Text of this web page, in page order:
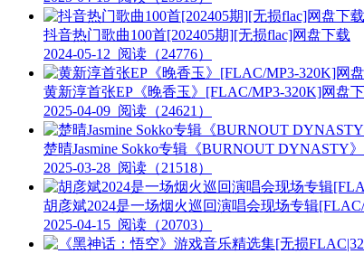
抖音热门歌曲100首[202405期][无损flac]网盘下载
2024-05-12 阅读（24776）
黄新淳首张EP《晚香玉》[FLAC/MP3-320K]网盘
2025-04-09 阅读（24621）
楚晴Jasmine Sokko专辑《BURNOUT DYNASTY
2025-03-28 阅读（21518）
胡彦斌2024是一场烟火巡回演唱会现场专辑
2025-04-15 阅读（20703）